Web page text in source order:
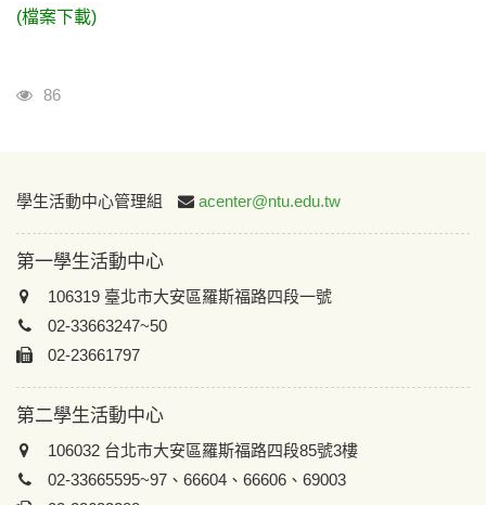
(檔案下載)
瀏覽人次
86
:::
學生活動中心管理組 acenter@ntu.edu.tw
第一學生活動中心
106319 臺北市大安區羅斯福路四段一號
02-33663247~50
02-23661797
第二學生活動中心
106032 台北市大安區羅斯福路四段85號3樓
02-33665595~97、66604、66606、69003